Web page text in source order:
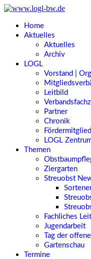
Home
Aktuelles
Aktuelles
Archiv
LOGL
Vorstand |
Leitbild
Partner
Chronik
LOGL
Themen
Ziergarten
Streuobst
Fachliches
Jugendarbeit
Tag der
Gartenschau
Termine